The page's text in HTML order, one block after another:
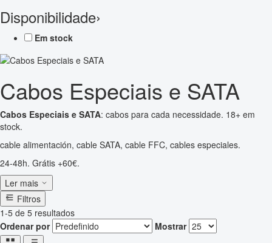
Disponibilidade›
Em stock
Cabos Especiais e SATA
Cabos Especiais e SATA: cabos para cada necessidade. 18+ em
stock.
cable alimentación, cable SATA, cable FFC, cables especiales.
24-48h. Grátis +60€.
Ler mais
Filtros
1-5 de 5 resultados
Ordenar por
Mostrar